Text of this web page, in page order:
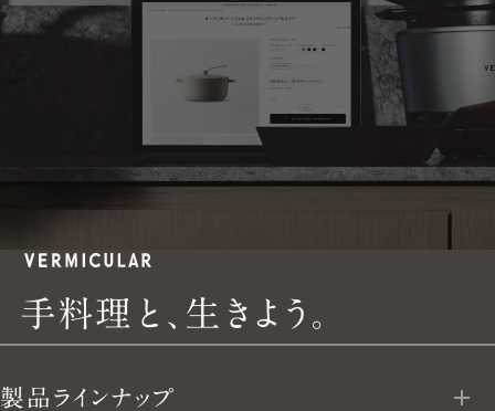
手
手料理 と 、 生 き よ う 。
製品ラインナップ